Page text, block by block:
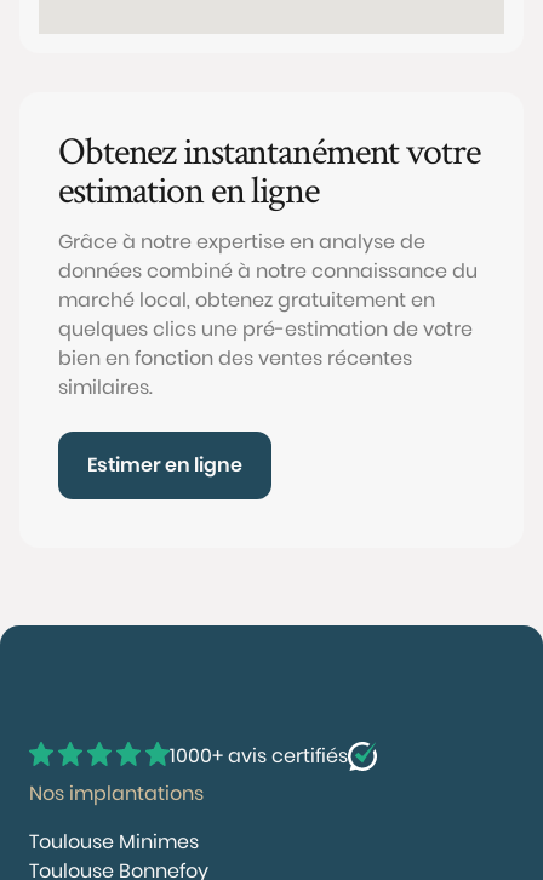
Obtenez instantanément votre
estimation en ligne
Grâce à notre expertise en analyse de
données combiné à notre connaissance du
marché local, obtenez gratuitement en
quelques clics une pré-estimation de votre
bien en fonction des ventes récentes
similaires.
Estimer en ligne
1000+ avis certifiés
Nos implantations
Toulouse Minimes
Toulouse Bonnefoy